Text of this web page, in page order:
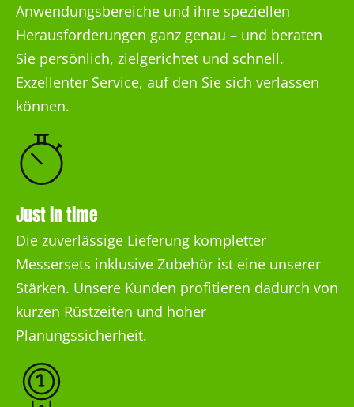
Anwendungsbereiche und ihre speziellen
Herausforderungen ganz genau – und beraten
Sie persönlich, zielgerichtet und schnell.
Exzellenter Service, auf den Sie sich verlassen
können.
Just in time
Die zuverlässige Lieferung kompletter
Messersets inklusive Zubehör ist eine unserer
Stärken. Unsere Kunden profitieren dadurch von
kurzen Rüstzeiten und hoher
Planungssicherheit.